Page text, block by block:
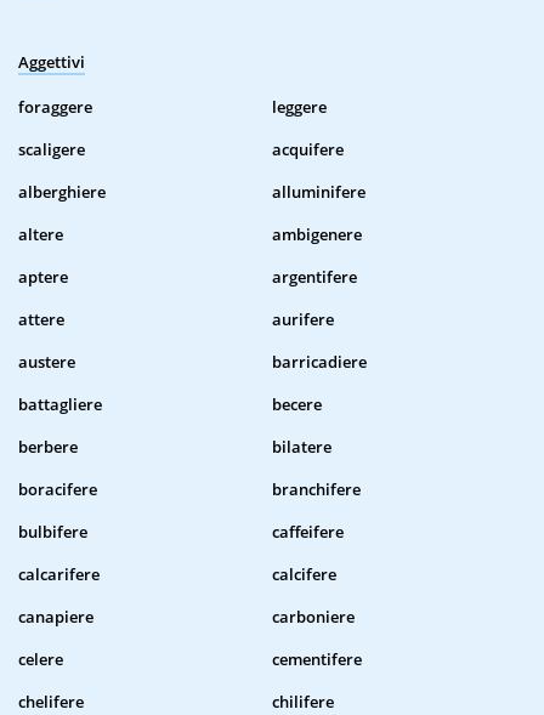
Aggettivi
foraggere
leggere
scaligere
acquifere
alberghiere
alluminifere
altere
ambigenere
aptere
argentifere
attere
aurifere
austere
barricadiere
battagliere
becere
berbere
bilatere
boracifere
branchifere
bulbifere
caffeifere
calcarifere
calcifere
canapiere
carboniere
celere
cementifere
chelifere
chilifere